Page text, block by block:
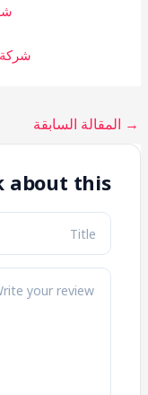
→ المقالة السابقة
about this